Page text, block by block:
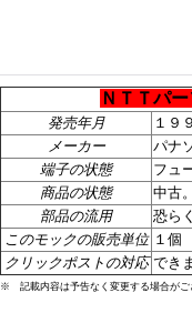
ＮＴＴパ
発売年月
１９
メーカー
パナ
端子の状態
フュ
商品の状態
中古
部品の流用
恐ら
このモックの販売単位 １個
クリックポストの対応 でき
※ 記載内容は予告なく変更する場合がご